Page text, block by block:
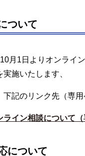
ついて
月1日よりオンライ
施いたします、
記のリンク先（専
イン相談について（
について